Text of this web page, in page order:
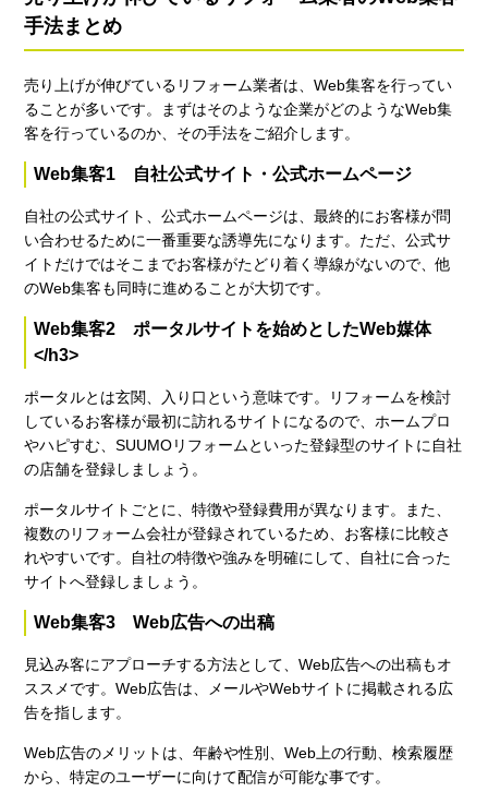
手法まとめ
売り上げが伸びているリフォーム業者は、Web集客を行ってい
ることが多いです。まずはそのような企業がどのようなWeb集
客を行っているのか、その手法をご紹介します。
Web集客1 自社公式サイト・公式ホームページ
自社の公式サイト、公式ホームページは、最終的にお客様が問
い合わせるために一番重要な誘導先になります。ただ、公式サ
イトだけではそこまでお客様がたどり着く導線がないので、他
のWeb集客も同時に進めることが大切です。
Web集客2 ポータルサイトを始めとしたWeb媒体
</h3>
ポータルとは玄関、入り口という意味です。リフォームを検討
しているお客様が最初に訪れるサイトになるので、ホームプロ
やハピすむ、SUUMOリフォームといった登録型のサイトに自社
の店舗を登録しましょう。
ポータルサイトごとに、特徴や登録費用が異なります。また、
複数のリフォーム会社が登録されているため、お客様に比較さ
れやすいです。自社の特徴や強みを明確にして、自社に合った
サイトへ登録しましょう。
Web集客3 Web広告への出稿
見込み客にアプローチする方法として、Web広告への出稿もオ
ススメです。Web広告は、メールやWebサイトに掲載される広
告を指します。
Web広告のメリットは、年齢や性別、Web上の行動、検索履歴
から、特定のユーザーに向けて配信が可能な事です。